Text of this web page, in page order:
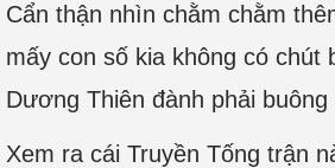
Cẩn thận nhìn chằm chằm
mấy con số kia không có chút
Dương Thiên đành phải buông
Xem ra cái Truyền Tống trận